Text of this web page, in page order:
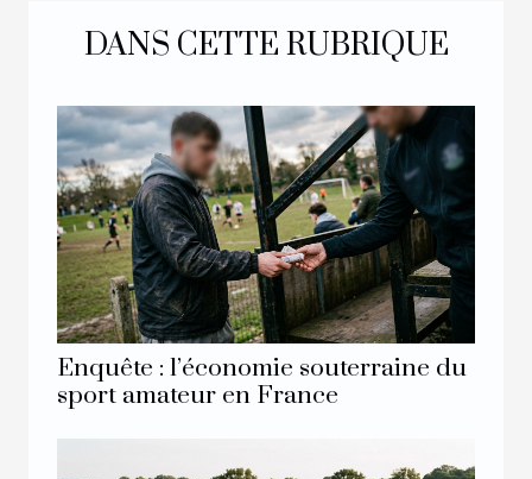
DANS CETTE RUBRIQUE
Enquête : l’économie souterraine du
sport amateur en France